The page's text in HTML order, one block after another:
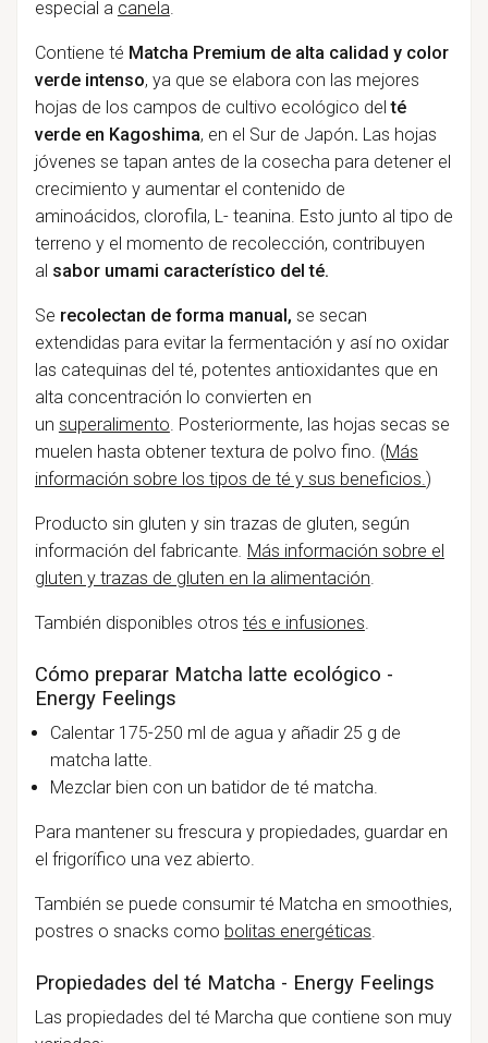
especial a canela
Contiene té Matcha Premium de alta calidad y color
verde intenso, ya que se elabora con las mejores
hojas de los campos de cultivo ecológico delté
verde en Kagoshima, en el Sur de Japón. Las hojas
jóvenes se tapan antes de la cosecha para detener el
crecimiento y aumentar el contenido de
aminoácidos, clorofila, L- teanina. Esto junto al tipo de
terreno y el momento de recolección, contribuyen
al sabor umami característico del té.
Se recolectan de forma manual, se secan
extendidas para evitar la fermentación y así no oxidar
las catequinas del té, potentes antioxidantes que en
alta concentración lo convierten en
un superalimento . Posteriormente, las hojas secas se
muelen hasta obtener textura de polvo fino. (Más
información sobre los tipos de té y sus beneficios. )
Producto sin gluten y sin trazas de gluten, según
información del fabricante Más información sobre el
gluten y trazas de gluten en la alimentación
También disponibles otros tés e infusiones
Cómo preparar Matcha latte ecológico -
Energy Feelings
Calentar 175-250 ml de agua y añadir 25 g de
matcha latte.
Mezclar bien con un batidor de té matcha.
Para mantener su frescura y propiedades, guardar en
el frigorífico una vez abierto.
También se puede consumir té Matcha en smoothies,
postres o snacks como bolitas energéticas
Propiedades del té Matcha - Energy Feelings
Las propiedades del té Marcha que contiene son muy